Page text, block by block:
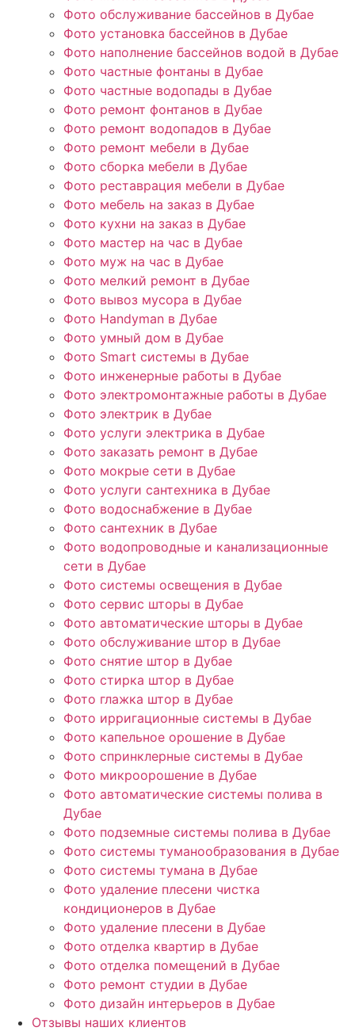
Фото обслуживание бассейнов в Дубае
Фото установка бассейнов в Дубае
Фото наполнение бассейнов водой в Дубае
Фото частные фонтаны в Дубае
Фото частные водопады в Дубае
Фото ремонт фонтанов в Дубае
Фото ремонт водопадов в Дубае
Фото ремонт мебели в Дубае
Фото сборка мебели в Дубае
Фото реставрация мебели в Дубае
Фото мебель на заказ в Дубае
Фото кухни на заказ в Дубае
Фото мастер на час в Дубае
Фото муж на час в Дубае
Фото мелкий ремонт в Дубае
Фото вывоз мусора в Дубае
Фото Handyman в Дубае
Фото умный дом в Дубае
Фото Smart системы в Дубае
Фото инженерные работы в Дубае
Фото электромонтажные работы в Дубае
Фото электрик в Дубае
Фото услуги электрика в Дубае
Фото заказать ремонт в Дубае
Фото мокрые сети в Дубае
Фото услуги сантехника в Дубае
Фото водоснабжение в Дубае
Фото сантехник в Дубае
Фото водопроводные и канализационные
сети в Дубае
Фото системы освещения в Дубае
Фото сервис шторы в Дубае
Фото автоматические шторы в Дубае
Фото обслуживание штор в Дубае
Фото снятие штор в Дубае
Фото стирка штор в Дубае
Фото глажка штор в Дубае
Фото ирригационные системы в Дубае
Фото капельное орошение в Дубае
Фото спринклерные системы в Дубае
Фото микроорошение в Дубае
Фото автоматические системы полива в
Дубае
Фото подземные системы полива в Дубае
Фото системы туманообразования в Дубае
Фото системы тумана в Дубае
Фото удаление плесени чистка
кондиционеров в Дубае
Фото удаление плесени в Дубае
Фото отделка квартир в Дубае
Фото отделка помещений в Дубае
Фото ремонт студии в Дубае
Фото дизайн интерьеров в Дубае
Отзывы наших клиентов